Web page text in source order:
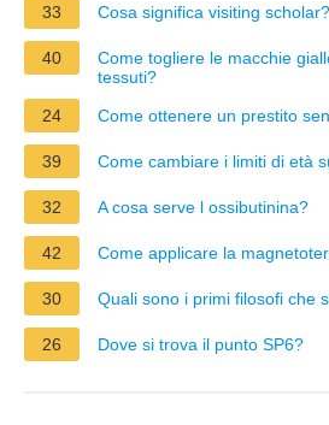
33 Cosa significa visiting scholar?
40
Come togliere le macchie
tessuti?
24
Come ottenere un prestito
39 Come cambiare i limiti di età
32 A cosa serve l ossibutinina?
42 Come applicare la
30 Quali sono i primi filosofi che
26 Dove si trova il punto SP6?